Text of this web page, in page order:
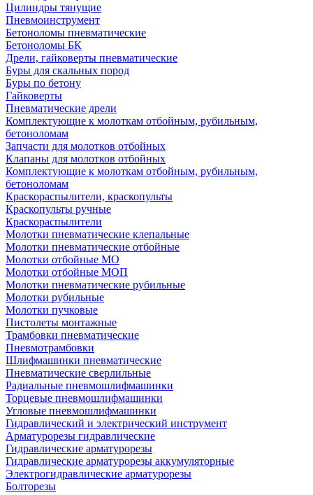
Цилиндры тянущие
Пневмоинструмент
Бетоноломы пневматические
Бетоноломы БК
Дрели, гайковерты пневматические
Буры для скальных пород
Буры по бетону
Гайковерты
Пневматические дрели
Комплектующие к молоткам отбойным, рубильным,
бетоноломам
Запчасти для молотков отбойных
Клапаны для молотков отбойных
Комплектующие к молоткам отбойным, рубильным,
бетоноломам
Краскораспылители, краскопульты
Краскопульты ручные
Краскораспылители
Молотки пневматические клепальные
Молотки пневматические отбойные
Молотки отбойные МО
Молотки отбойные МОП
Молотки пневматические рубильные
Молотки рубильные
Молотки пучковые
Пистолеты монтажные
Трамбовки пневматические
Пневмотрамбовки
Шлифмашинки пневматические
Пневматические сверлильные
Радиальные пневмошлифмашинки
Торцевые пневмошлифмашинки
Угловые пневмошлифмашинки
Гидравлический и электрический инструмент
Арматурорезы гидравлические
Гидравлические арматурорезы
Гидравлические арматурорезы аккумуляторные
Электрогидравлические арматурорезы
Болторезы